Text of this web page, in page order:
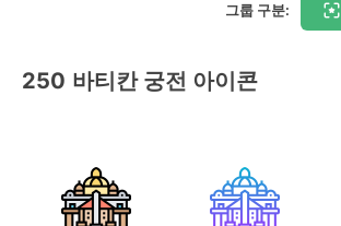
그룹 구분:
250 바티칸 궁전 아이콘